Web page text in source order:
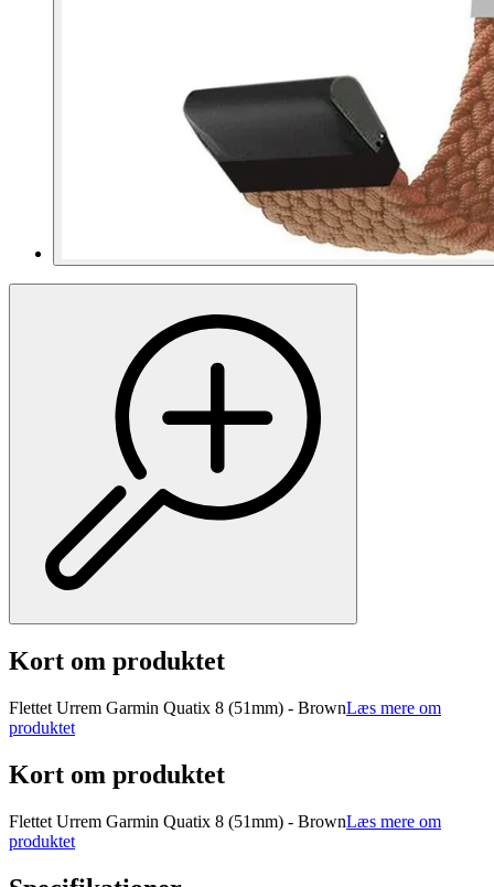
Kort om produktet
Flettet Urrem Garmin Quatix 8 (51mm) - BrownLæs mere om
produktet
Kort om produktet
Flettet Urrem Garmin Quatix 8 (51mm) - BrownLæs mere om
produktet